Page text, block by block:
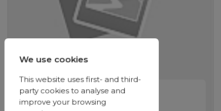
Atrakcje przyrodnicze
Wieża widokowa "Grzybek"
We use cookies
This website uses first- and third-
party cookies to analyse and
improve your browsing